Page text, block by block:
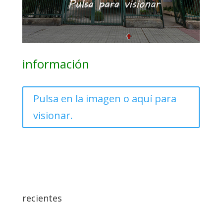
información
Pulsa en la imagen o aquí para
visionar.
recientes